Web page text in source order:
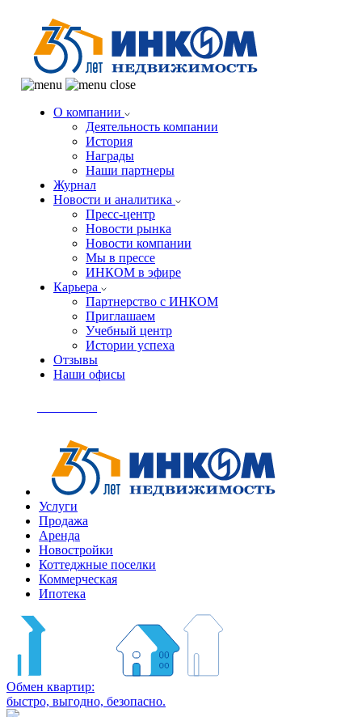
О компании
Деятельность компании
История
Награды
Наши партнеры
Журнал
Новости и аналитика
Пресс-центр
Новости рынка
Новости компании
Мы в прессе
ИНКОМ в эфире
Карьера
Партнерство с ИНКОМ
Приглашаем
Учебный центр
Истории успеха
Отзывы
Наши офисы
Услуги
Продажа
Аренда
Новостройки
Коттеджные поселки
Коммерческая
Ипотека
Обмен квартир:
быстро, выгодно, безопасно.